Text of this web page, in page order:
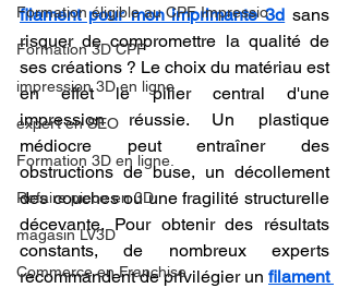
Formation éligible au CPF Impressio
Formation 3D CPF
impression 3D en ligne
expert en SEO
Formation 3D en ligne.
Refaire piece en 3D
magasin LV3D
Commerce en Franchise
filament pour mon imprimante 3d sans
risquer de compromettre la qualité de
ses créations ? Le choix du matériau est
en effet le pilier central d'une
impression réussie. Un plastique
médiocre peut entraîner des
obstructions de buse, un décollement
des couches ou une fragilité structurelle
décevante. Pour obtenir des résultats
constants, de nombreux experts
recommandent de privilégier un filament